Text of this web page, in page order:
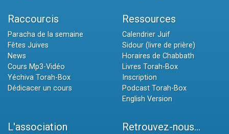
Raccourcis
Paracha de la semaine
Fêtes Juives
News
Cours Mp3-Vidéo
Yéchiva Torah-Box
Dédicacer un cours
Ressources
Calendrier Juif
Sidour (livre de prière)
Horaires de Chabbath
Livres Torah-Box
Inscription
Podcast Torah-Box
English Version
L'association Retrouvez-nous...